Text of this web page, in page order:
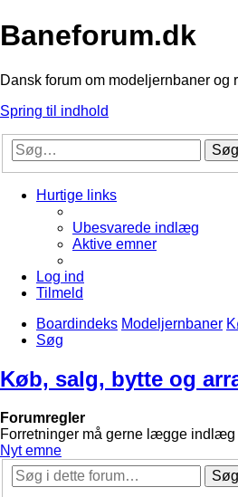
Baneforum.dk
Dansk forum om modeljernbaner og
Spring til indhold
Søg
Hurtige links
Ubesvarede indlæg
Aktive emner
Log ind
Tilmeld
Boardindeks Modeljernbaner
Søg
Køb, salg, bytte og
Forumregler
Forretninger må gerne lægge indlæg
Nyt emne
Søg